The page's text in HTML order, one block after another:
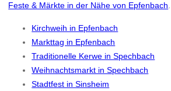
Feste & Märkte in der Nähe von Epfenbach.
Kirchweih in Epfenbach
Markttag in Epfenbach
Traditionelle Kerwe in Spechbach
Weihnachtsmarkt in Spechbach
Stadtfest in Sinsheim